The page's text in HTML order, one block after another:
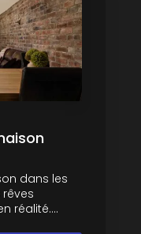
dans les
rêves
réalité....